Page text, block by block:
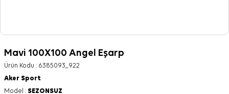
Mavi 100X100 Angel Eşarp
Ürün Kodu : 6385093_922
Aker Sport
Model : SEZONSUZ